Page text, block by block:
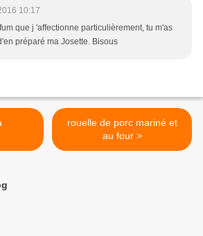
10:17
que j 'affectionne particulièrement, tu m'as
préparé ma Josette. Bisous
rouelle de porc mariné et
au four >